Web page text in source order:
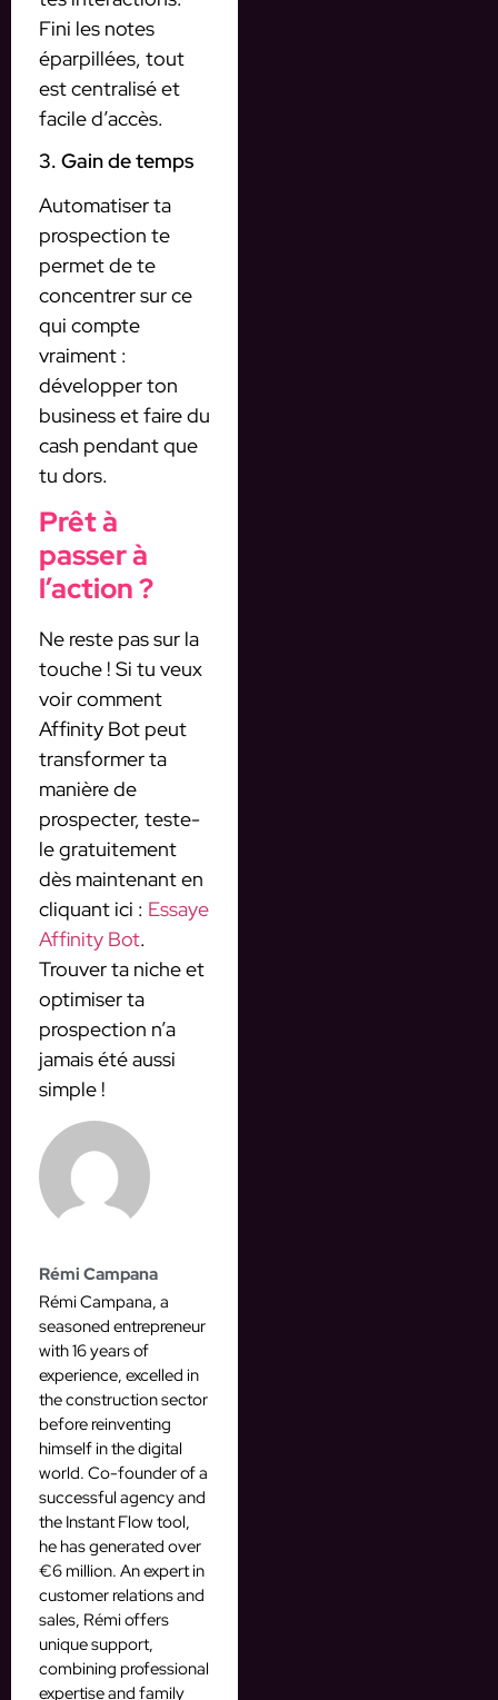
Fini les notes
éparpillées, tout
est centralisé et
facile d’accès.
3. Gain de temps
Automatiser ta
prospection te
permet de te
concentrer sur ce
qui compte
vraiment :
développer ton
business et faire du
cash pendant que
tu dors.
Prêt à
passer à
l’action ?
Ne reste pas sur la
touche ! Si tu veux
voir comment
Affinity Bot peut
transformer ta
manière de
prospecter, teste-
le gratuitement
dès maintenant en
cliquant ici : Essaye
Affinity Bot.
Trouver ta niche et
optimiser ta
prospection n’a
jamais été aussi
simple !
Rémi Campana
Rémi Campana, a
seasoned entrepreneur
with 16 years of
experience, excelled in
the construction sector
before reinventing
himself in the digital
world. Co-founder of a
successful agency and
the Instant Flow tool,
he has generated over
€6 million. An expert in
customer relations and
sales, Rémi offers
unique support,
combining professional
expertise and family